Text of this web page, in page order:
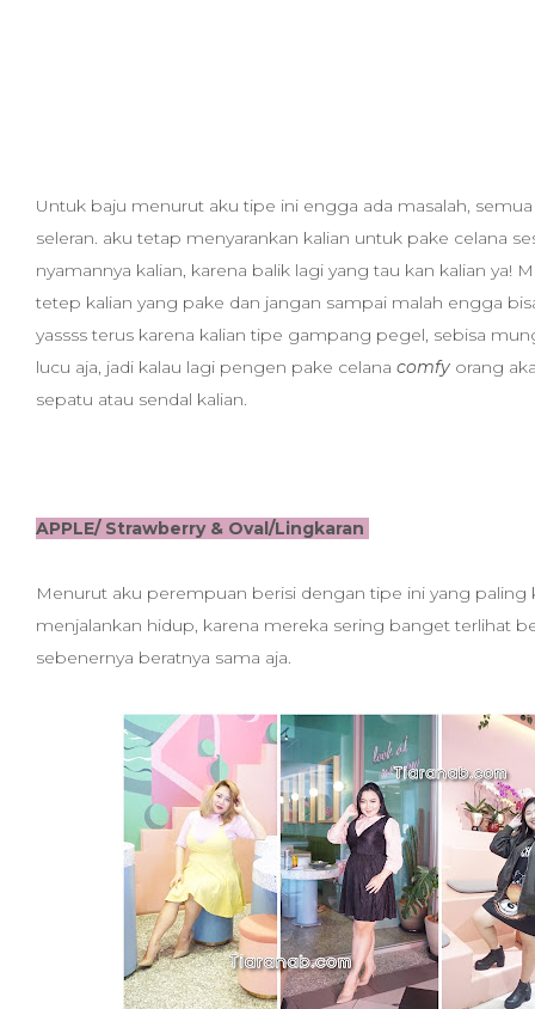
Untuk baju menurut aku tipe ini engga ada masalah,
seleran. aku tetap menyarankan kalian untuk pake celana
nyamannya kalian, karena balik lagi yang tau kan kalian ya!
tetep kalian yang pake dan jangan sampai malah engga
yassss terus karena kalian tipe gampang pegel, sebisa
lucu aja, jadi kalau lagi pengen pake celana comfy orang
sepatu atau sendal kalian.
APPLE/ Strawberry & Oval/Lingkaran
Menurut aku perempuan berisi dengan tipe ini yang paling
menjalankan hidup, karena mereka sering banget terlihat
sebenernya beratnya sama aja.